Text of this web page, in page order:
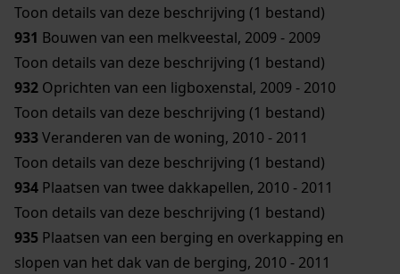
Toon details van deze beschrijving (1 bestand)
931 Bouwen van een melkveestal, 2009 - 2009
Toon details van deze beschrijving (1 bestand)
932 Oprichten van een ligboxenstal, 2009 - 2010
Toon details van deze beschrijving (1 bestand)
933Veranderen van de woning, 2010 - 2011
Toon details van deze beschrijving (1 bestand)
934 Plaatsen van twee dakkapellen, 2010 - 2011
Toon details van deze beschrijving (1 bestand)
935 Plaatsen van een berging en overkapping en
slopen van het dak van de berging, 2010 - 2011